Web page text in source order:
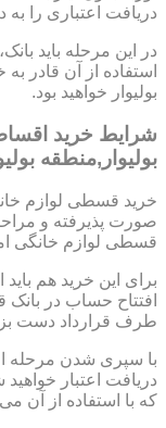
دریافت اعتباری را
در این مرحله باید
استفاده از آن قادر
بولیوار خواهید بود.
شرایط خرید
بولیوار,منطقه
خرید قسطی لوازم
صورت پذیرفته و
قسطی لوازم خانگی
برای این خرید هم
افتتاح حساب در بانک
طرف قرارداد دست
با سپری شدن مرحله
دریافت اعتبار
که با استفاده از آن